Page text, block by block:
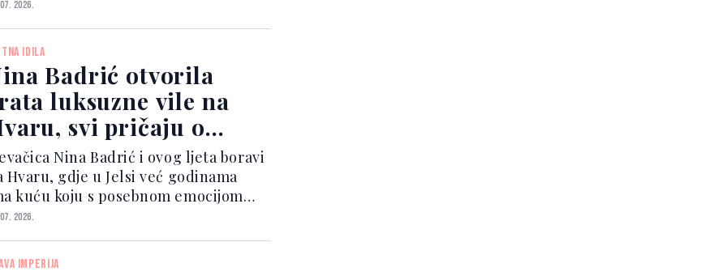
2026.
IDILA
Badrić otvorila
luksuzne vile na
svi pričaju o
detalju
Nina Badrić i ovog ljeta boravi
Hvaru, gdje u Jelsi već godinama
kuću koju s posebnom emocijom
svojim drugim domom.
2026.
IMPERIJA